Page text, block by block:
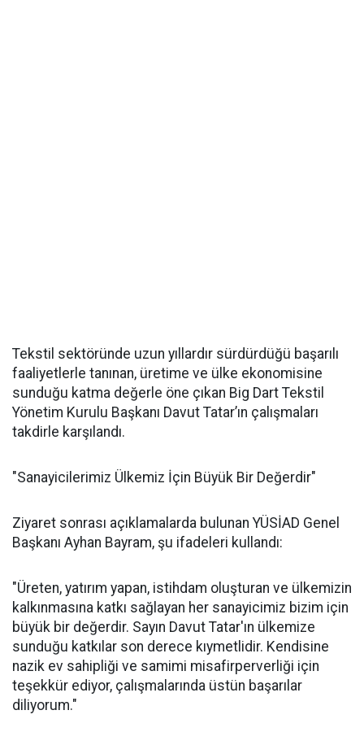
Tekstil sektöründe uzun yıllardır sürdürdüğü başarılı
faaliyetlerle tanınan, üretime ve ülke ekonomisine
sunduğu katma değerle öne çıkan Big Dart Tekstil
Yönetim Kurulu Başkanı Davut Tatar’ın çalışmaları
takdirle karşılandı.
"Sanayicilerimiz Ülkemiz İçin Büyük Bir Değerdir"
Ziyaret sonrası açıklamalarda bulunan YÜSİAD Genel
Başkanı Ayhan Bayram, şu ifadeleri kullandı:
"Üreten, yatırım yapan, istihdam oluşturan ve ülkemizin
kalkınmasına katkı sağlayan her sanayicimiz bizim için
büyük bir değerdir. Sayın Davut Tatar'ın ülkemize
sunduğu katkılar son derece kıymetlidir. Kendisine
nazik ev sahipliği ve samimi misafirperverliği için
teşekkür ediyor, çalışmalarında üstün başarılar
diliyorum."